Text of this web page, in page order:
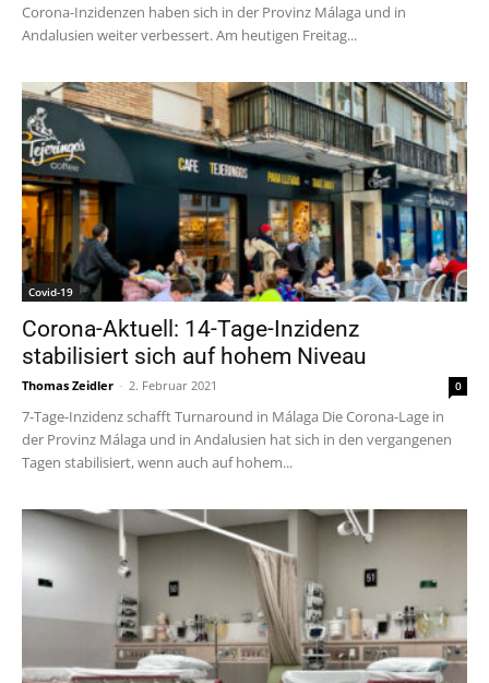
Corona-Inzidenzen haben sich in der Provinz Málaga und in
Andalusien weiter verbessert. Am heutigen Freitag...
Covid-19
Corona-Aktuell: 14-Tage-Inzidenz
stabilisiert sich auf hohem Niveau
Thomas Zeidler - 2. Februar 2021 0
7-Tage-Inzidenz schafft Turnaround in Málaga Die Corona-Lage in
der Provinz Málaga und in Andalusien hat sich in den vergangenen
Tagen stabilisiert, wenn auch auf hohem...